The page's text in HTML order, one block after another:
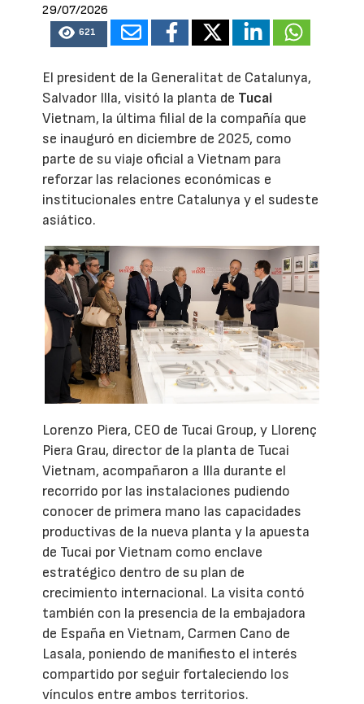
29/07/2026
621
El president de la Generalitat de Catalunya,
Salvador Illa, visitó la planta de Tucai
Vietnam, la última filial de la compañía que
se inauguró en diciembre de 2025, como
parte de su viaje oficial a Vietnam para
reforzar las relaciones económicas e
institucionales entre Catalunya y el sudeste
asiático.
Lorenzo Piera, CEO de Tucai Group, y Llorenç
Piera Grau, director de la planta de Tucai
Vietnam, acompañaron a Illa durante el
recorrido por las instalaciones pudiendo
conocer de primera mano las capacidades
productivas de la nueva planta y la apuesta
de Tucai por Vietnam como enclave
estratégico dentro de su plan de
crecimiento internacional. La visita contó
también con la presencia de la embajadora
de España en Vietnam, Carmen Cano de
Lasala, poniendo de manifiesto el interés
compartido por seguir fortaleciendo los
vínculos entre ambos territorios.